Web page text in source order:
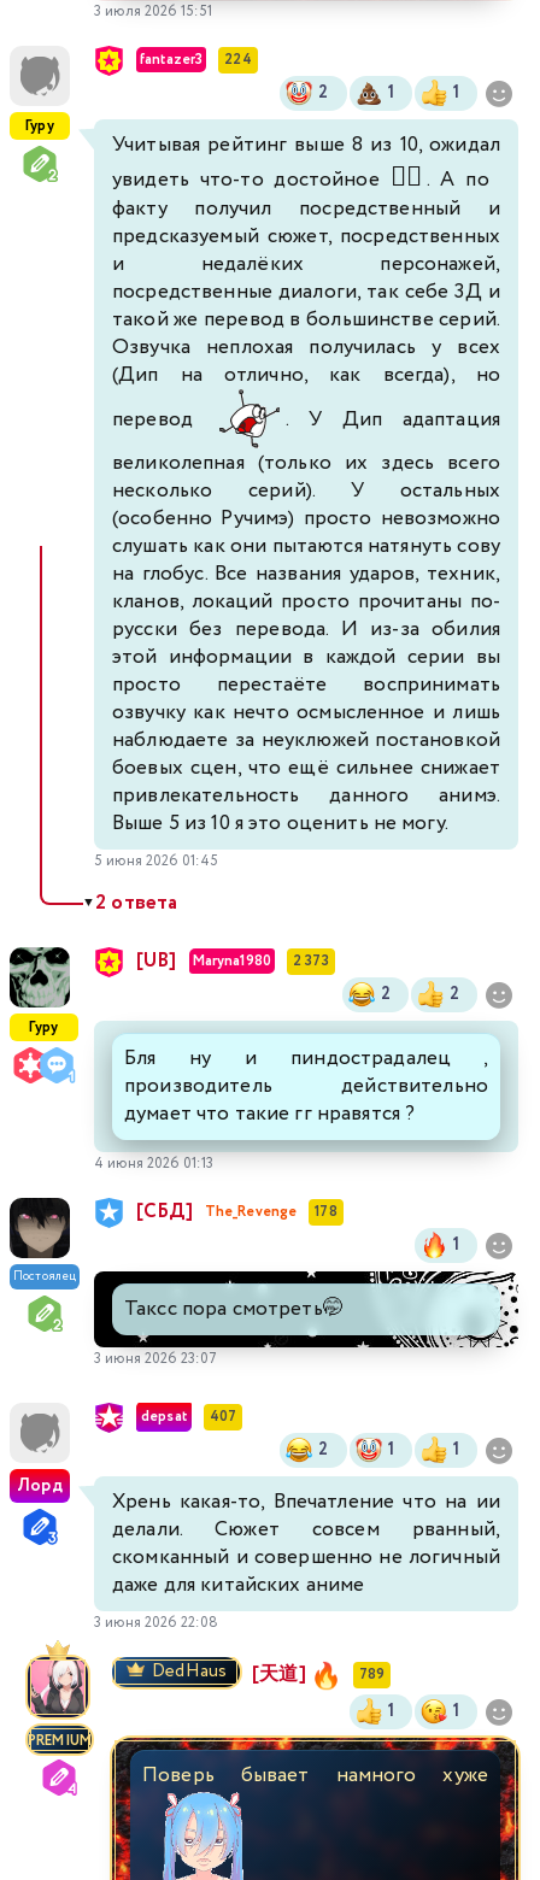
3 июля 2026 15:51
Гуру
fantazer3 224
2 1 1
Учитывая рейтинг выше 8 из 10, ожидал
увидеть что-то достойное 🤦‍♂️ . А по
факту получил посредственный и
предсказуемый сюжет, посредственных
и недалёких персонажей,
посредственные диалоги, так себе 3Д и
такой же перевод в большинстве серий.
Озвучка неплохая получилась у всех
(Дип на отлично, как всегда), но
перевод
. У Дип адаптация
великолепная (только их здесь всего
несколько серий). У остальных
(особенно Ручимэ) просто невозможно
слушать как они пытаются натянуть сову
на глобус. Все названия ударов, техник,
кланов, локаций просто прочитаны по-
русски без перевода. И из-за обилия
этой информации в каждой серии вы
просто перестаёте воспринимать
озвучку как нечто осмысленное и лишь
наблюдаете за неуклюжей постановкой
боевых сцен, что ещё сильнее снижает
привлекательность данного анимэ.
Выше 5 из 10 я это оценить не могу.
5 июня 2026 01:45
▼2 ответа
Гуру
[UB] Maryna1980 2 373
2 2
Бля ну и пиндострадалец ,
производитель действительно
думает что такие гг нравятся ?
4 июня 2026 01:13
Постоялец
[СБД] The_Revenge 178
1
Таксс пора смотреть🤭
3 июня 2026 23:07
Лорд
depsat 407
2 1 1
Хрень какая-то, Впечатление что на ии
делали. Сюжет совсем рванный,
скомканный и совершенно не логичный
даже для китайских аниме
3 июня 2026 22:08
PREMIUM
DedHaus [天道] 789
1 1
Поверь бывает намного хуже